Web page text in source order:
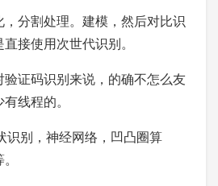
分割处理。建模，然后对比识
接使用次世代识别。
验证码识别来说，的确不怎么友
线程的。
识别，神经网络，凹凸圈算